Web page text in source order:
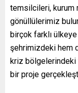
temsilcileri, kurum
gönüllülerimiz
birçok farklı
şehrimizdeki hem
kriz bölgelerindeki
bir proje